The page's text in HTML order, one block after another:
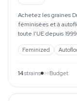
Achetez les graines
féminisées et à
toute l'UE depuis
Feminized
14strains Budget